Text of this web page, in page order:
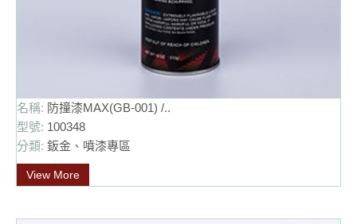
名稱: 防撞漆MAX(GB-001) /..
型號: 100348
分類: 鈑金、噴漆專區
View More